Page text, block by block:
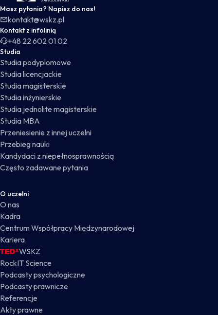
Masz pytania? Napisz do nas!
kontakt@wskz.pl
Kontakt z infolinią
+48 22 602 01 02
Studia
Studia podyplomowe
Studia licencjackie
Studia magisterskie
Studia inżynierskie
Studia jednolite magisterskie
Studia MBA
Przeniesienie z innej uczelni
Przebieg nauki
Kandydaci z niepełnosprawnością
Często zadawane pytania
O uczelni
O nas
Kadra
Centrum Współpracy Międzynarodowej
Kariera
WSKZ
RockIT Science
Podcasty psychologiczne
Podcasty prawnicze
Referencje
Akty prawne